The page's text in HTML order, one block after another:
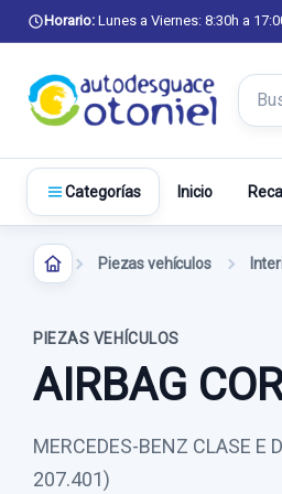
Horario: Lunes a Viernes: 8:30h a
Categorías Inicio
Piezas vehículos
PIEZAS VEHÍCULOS
AIRBAG
MERCEDES-BENZ CLASE E
207.401)